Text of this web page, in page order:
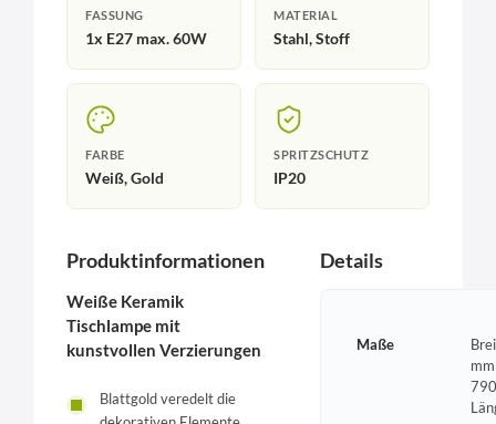
FASSUNG
1x E27 max. 60W
MATERIAL
Stahl, Stoff
FARBE
Weiß, Gold
SPRITZSCHUTZ
IP20
Produktinformationen
Weiße Keramik
Tischlampe mit
kunstvollen Verzierungen
Blattgold veredelt die
Details
Maße